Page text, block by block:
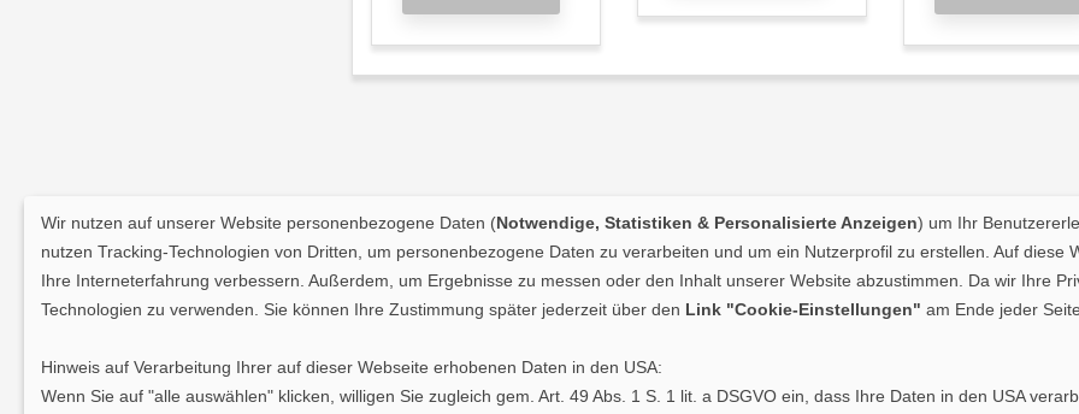
Wir nutzen auf unserer Website personenbezogene Daten (Notwendige, Statistiken & Personalisierte Anzeigen) um Ihr
nutzen Tracking-Technologien von Dritten, um personenbezogene Daten zu verarbeiten und um ein Nutzerprofil zu erstellen. Auf diese
Ihre Interneterfahrung verbessern. Außerdem, um Ergebnisse zu messen oder den Inhalt unserer Website abzustimmen. Da wir Ihre
Technologien zu verwenden. Sie können Ihre Zustimmung später jederzeit über den Link "Cookie-Einstellungen" am Ende jeder
Hinweis auf Verarbeitung Ihrer auf dieser Webseite erhobenen Daten in den USA:
Wenn Sie auf "alle auswählen" klicken, willigen Sie zugleich gem. Art. 49 Abs. 1 S. 1 lit. a DSGVO ein, dass Ihre Daten in den USA